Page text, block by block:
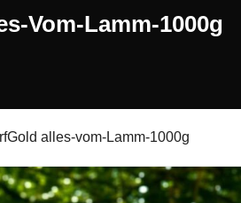
Vom-Lamm-1000g
alles-vom-Lamm-1000g